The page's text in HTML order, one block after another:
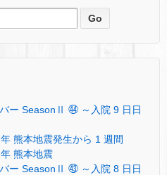
ー SeasonⅡ ㊹ ～入院 9 日日
熊本地震発生から 1 週間
熊本地震
ー SeasonⅡ ㊸ ～入院 8 日日